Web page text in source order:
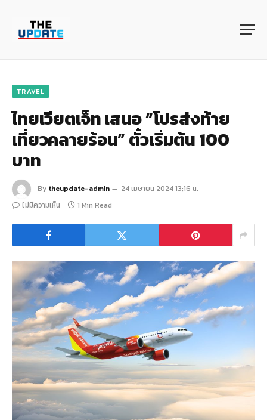
TRAVEL
ไทยเวียตเจ็ท เสนอ “โปรส่งท้าย
เที่ยวคลายร้อน” ตั๋วเริ่มต้น 100
บาท
By theupdate-admin
24 เมษายน 2024 13:16 น.
ไม่มีความเห็น
1 Min Read